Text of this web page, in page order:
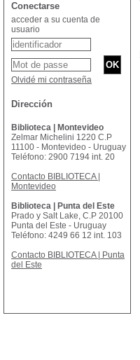
Conectarse
acceder a su cuenta de
usuario
Olvidé mi contraseña
Dirección
Biblioteca | Montevideo
Zelmar Michelini 1220 C.P
11100 - Montevideo - Uruguay
Teléfono: 2900 7194 int. 20
Contacto BIBLIOTECA |
Montevideo
Biblioteca | Punta del Este
Prado y Salt Lake, C.P 20100
Punta del Este - Uruguay
Teléfono: 4249 66 12 int. 103
Contacto BIBLIOTECA | Punta
del Este